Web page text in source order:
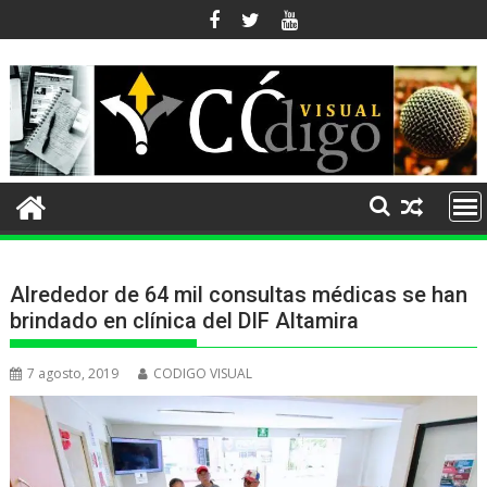
al
contenido
Alrededor de 64 mil consultas médicas se han
brindado en clínica del DIF Altamira
7 agosto, 2019 CODIGO VISUAL